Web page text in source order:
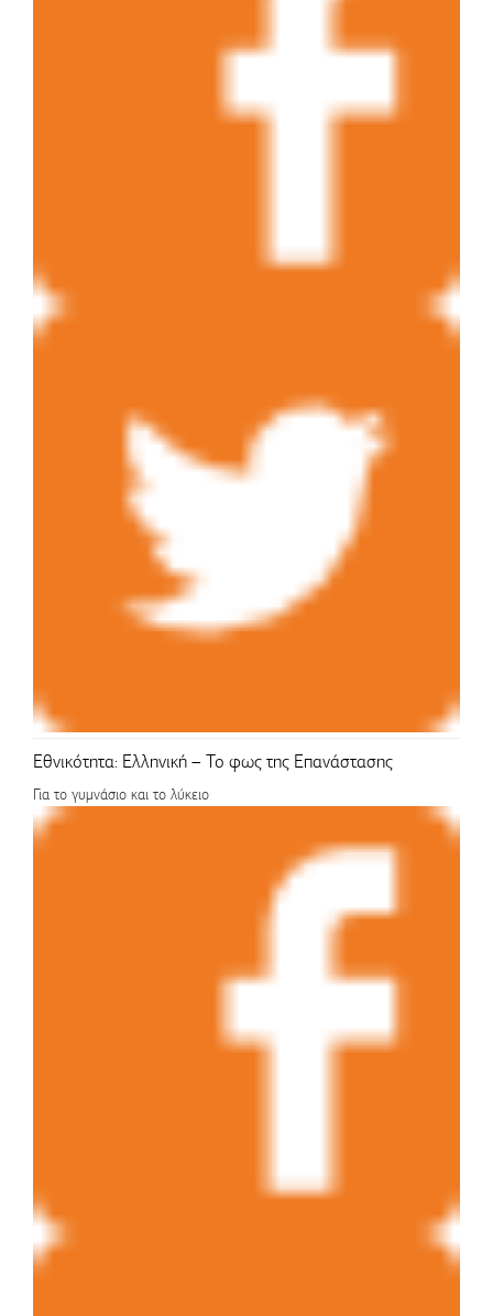
Εθνικότητα: Ελληνική – Το φως της Επανάστασης
Για το γυμνάσιο και το λύκειο